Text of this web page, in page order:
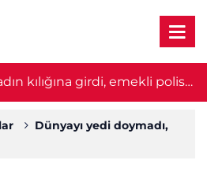
kılığına girdi, emekli polise
Dünyayı yedi doymadı,